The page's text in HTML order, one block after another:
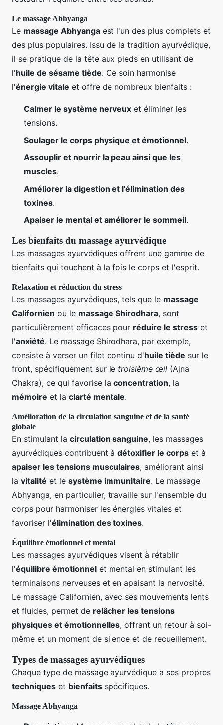
Le massage Abhyanga
Le massage Abhyanga est l'un des plus complets et
des plus populaires. Issu de la tradition ayurvédique,
il se pratique de la tête aux pieds en utilisant de
l'huile de sésame tiède. Ce soin harmonise
l'énergie vitale et offre de nombreux bienfaits :
Calmer le système nerveux et éliminer les
tensions.
Soulager le corps physique et émotionnel.
Assouplir et nourrir la peau ainsi que les
muscles.
Améliorer la digestion et l'élimination des
toxines.
Apaiser le mental et améliorer le sommeil.
Les bienfaits du massage ayurvédique
Les massages ayurvédiques offrent une gamme de
bienfaits qui touchent à la fois le corps et l'esprit.
Relaxation et réduction du stress
Les massages ayurvédiques, tels que le massage
Californien ou le massage Shirodhara, sont
particulièrement efficaces pour réduire le stress et
l'anxiété. Le massage Shirodhara, par exemple,
consiste à verser un filet continu d'huile tiède sur le
front, spécifiquement sur le troisième œil (Ajna
Chakra), ce qui favorise la concentration, la
mémoire et la clarté mentale.
Amélioration de la circulation sanguine et de la santé
globale
En stimulant la circulation sanguine, les massages
ayurvédiques contribuent à détoxifier le corps et à
apaiser les tensions musculaires, améliorant ainsi
la vitalité et le système immunitaire. Le massage
Abhyanga, en particulier, travaille sur l'ensemble du
corps pour harmoniser les énergies vitales et
favoriser l'élimination des toxines.
Équilibre émotionnel et mental
Les massages ayurvédiques visent à rétablir
l'équilibre émotionnel et mental en stimulant les
terminaisons nerveuses et en apaisant la nervosité.
Le massage Californien, avec ses mouvements lents
et fluides, permet de relâcher les tensions
physiques et émotionnelles, offrant un retour à soi-
même et un moment de silence et de recueillement.
Types de massages ayurvédiques
Chaque type de massage ayurvédique a ses propres
techniques et bienfaits spécifiques.
Massage Abhyanga